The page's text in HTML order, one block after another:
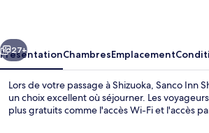
Suivant
27+
PrésentationChambresEmplacement
Lors de votre passage à Shizuoka, Sanco Inn
un choix excellent où séjourner. Les
plus gratuits comme l'accès Wi-Fi et l'accès